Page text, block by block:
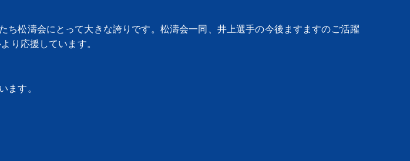
ち松濤会にとって大きな誇りです。松濤会一同、井上選手の今後ますますのご活躍
り応援しています。
ます。